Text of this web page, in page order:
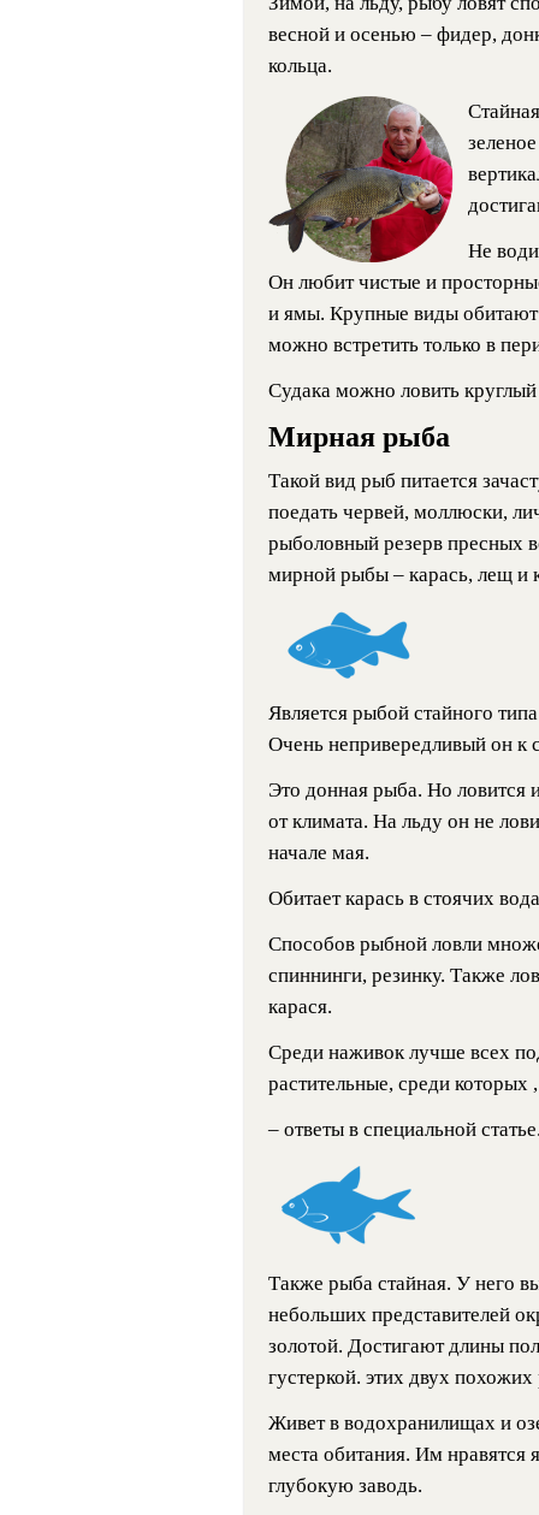
весной и осенью – фидер,
кольца.
Не
Он любит чистые и
и ямы. Крупные виды обитают
можно встретить только в
Судака можно ловить круглый
Мирная рыба
Такой вид рыб питается
поедать червей, моллюски,
рыболовный резерв пресных
мирной рыбы – карась, лещ и
Является рыбой стайного
Очень непривередливый он к
Это донная рыба. Но ловится
от климата. На льду он не
начале мая.
Обитает карась в стоячих
Способов рыбной ловли
спиннинги, резинку. Также
карася.
Среди наживок лучше всех
растительные, среди которых
– ответы в специальной
Также рыба стайная. У него
небольших представителей
золотой. Достигают длины
густеркой. этих двух
Живет в водохранилищах и
места обитания. Им нравятся
глубокую заводь.